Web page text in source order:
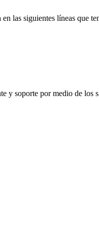
las siguientes líneas que
y soporte por medio de los